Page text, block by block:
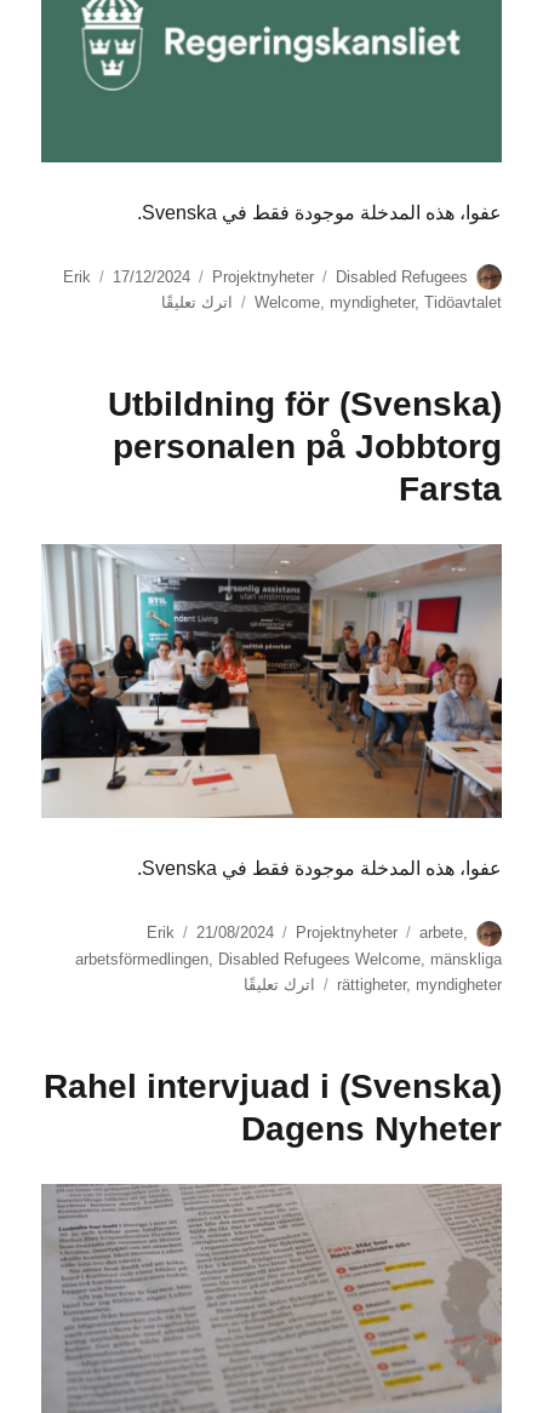
عفوا، هذه المدخلة موجودة فقط في Svenska.
الكاتب Erik
نُشرت 17/12/2024
التصنيفات Projektnyheter
الوسوم Disabled Refugees
Welcome, myndigheter, Tidöavtalet اترك تعليقًا
som
nej
lämna
Sverige
för
att
kunna
söka
asyl
på
nytt
(Svenska) Utbildning för
personalen på Jobbtorg
Farsta
عفوا، هذه المدخلة موجودة فقط في Svenska.
الكاتب Erik
نُشرت
في
21/08/2024
التصنيفات Projektnyheter
الوسوم arbete,
arbetsförmedlingen, Disabled Refugees Welcome, mänskliga
rättigheter, myndigheter اترك تعليقًا
personalen
på
(Svenska) Rahel intervjuad i
Dagens Nyheter